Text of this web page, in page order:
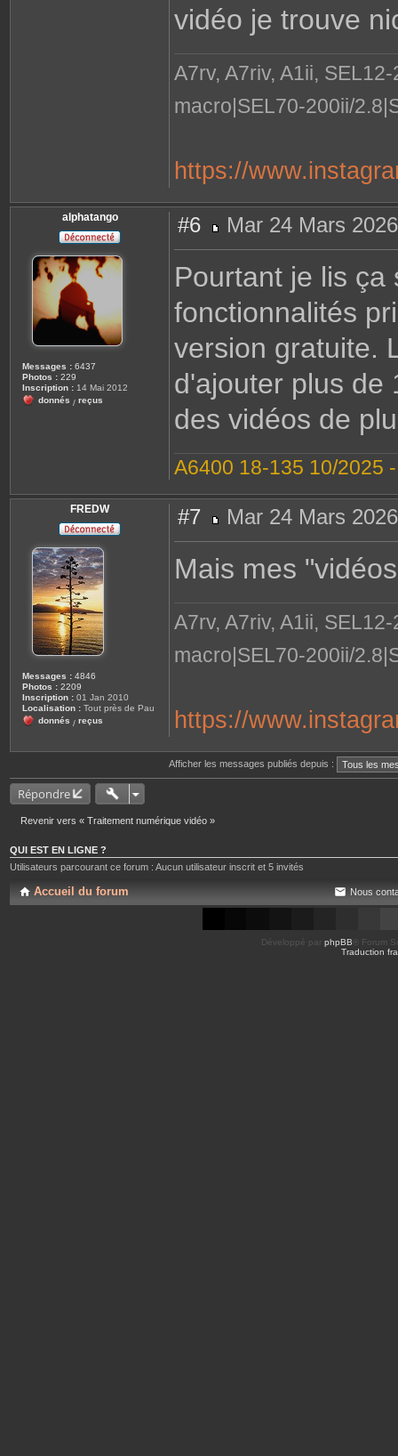
vidéo je trouve
A7rv, A7riv, A1ii,
macro|SEL70-200ii/
https://
alphatango
Messages : 6437
Photos : 229
Inscription : 14 Mai 2012
donnés / reçus
#6
e
Mar 24 Mars
Pourtant je lis ça
fonctionnalités
version gratuite.
d'ajouter plus de
des vidéos de
A6400 18-135 10/2025
FREDW
Messages : 4846
Photos : 2209
Inscription : 01 Jan 2010
Localisation : Tout près de Pau
donnés / reçus
#7
e
a
Mar 24 Mars
Mais mes
A7rv, A7riv, A1ii,
macro|SEL70-200ii/
https://
Afficher les messages publiés depuis :
Répondre
Revenir vers « Traitement numérique vidéo »
QUI EST EN LIGNE ?
Utilisateurs parcourant ce forum : Aucun utilisateur inscrit et 5 invités
Accueil du forum Nous
Développé par phpBB ® Forum
Traduction